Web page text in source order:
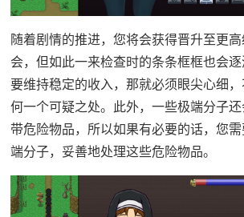
随着剧情的推进，您将会获得晋升至更
会，但如此一来检查时的条条框框也会
要维持稳定的收入，那就必须眼尖心细
何一个可疑之处。此外，一些极端分子
带危险物品，所以如果有必要的话，您
端分子，妥善地处理这些危险物品。